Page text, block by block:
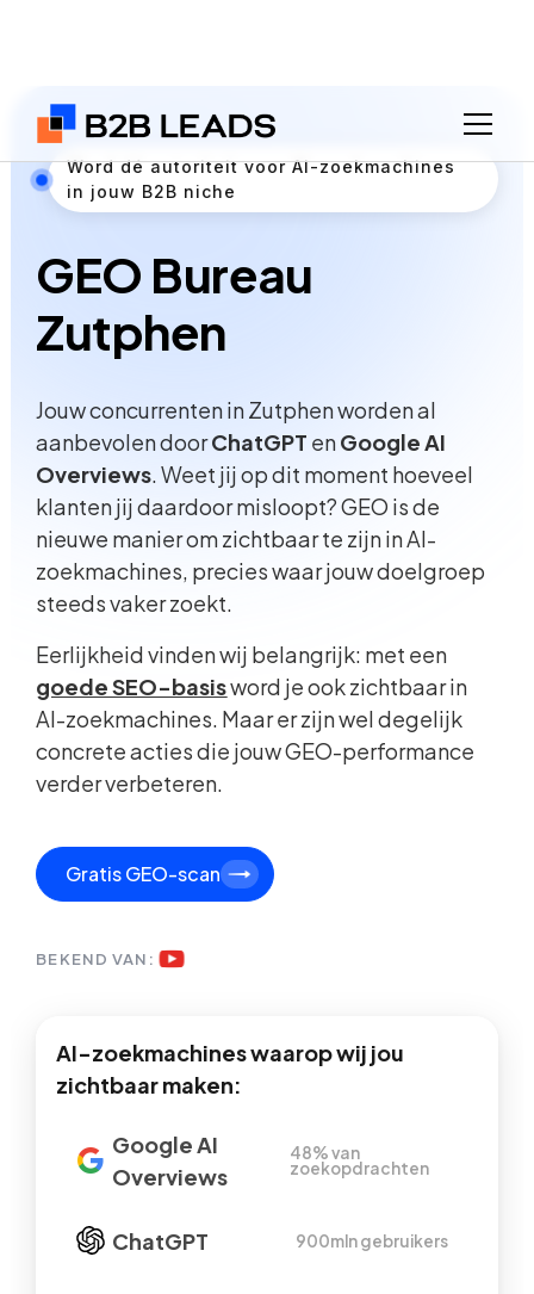
Word dé autoriteit voor AI-zoekmachines
in jouw B2B niche
GEO Bureau
Zutphen
Jouw concurrenten in Zutphen worden al
aanbevolen doorChatGPT enGoogle AI
Overviews. Weet jij op dit moment hoeveel
klanten jij daardoor misloopt? GEO is de
nieuwe manier om zichtbaar te zijn in AI-
zoekmachines, precies waar jouw doelgroep
steeds vaker zoekt.
Eerlijkheid vinden wij belangrijk: met een
goede SEO-basisword je ook zichtbaar in
AI-zoekmachines. Maar er zijn wel degelijk
concrete acties die jouw GEO-performance
verder verbeteren.
Gratis GEO-scan
BEKEND VAN:
AI-zoekmachines waarop wij jou
zichtbaar maken:
Google AI
Overviews
48% van
zoekopdrachten
ChatGPT 900mln gebruikers